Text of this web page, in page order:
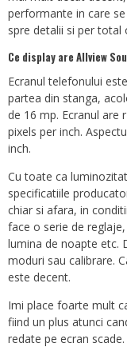
performante in care
spre detalii si per total
Ce display are Allview
Ecranul telefonului este
partea din stanga,
de 16 mp. Ecranul are r
pixels per inch.
inch.
Cu toate ca
specificatiile
chiar si afara, in
face o serie de
lumina de noapte etc.
moduri sau calibrare.
este decent.
Imi place foarte mult
fiind un plus atunci
redate pe ecran